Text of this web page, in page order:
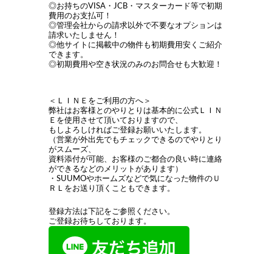
◎お持ちのVISA・JCB・マスターカード等で初期
費用のお支払可！
◎管理会社からの請求以外で不要なオプションは
請求いたしません！
◎他サイトに掲載中の物件も初期費用安くご紹介
できます。
◎初期費用や空き状況のみのお問合せも大歓迎！
＜ＬＩＮＥをご利用の方へ＞
弊社はお客様とのやりとりは基本的に公式ＬＩＮ
Ｅを使用させて頂いておりますので、
もしよろしければご登録お願いいたします。
（営業が外出先でもチェックできるのでやりとり
がスムーズ、
資料添付が可能、お客様のご都合の良い時に連絡
ができるなどのメリットがあります）
・SUUMOやホームズなどで気になった物件のＵ
ＲＬをお送り頂くこともできます。
登録方法は下記をご参照ください。
ご登録お待ちしております。